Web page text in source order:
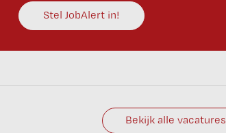
Stel JobAlert in!
Bekijk alle vacatures